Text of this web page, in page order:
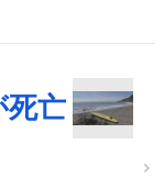
死亡